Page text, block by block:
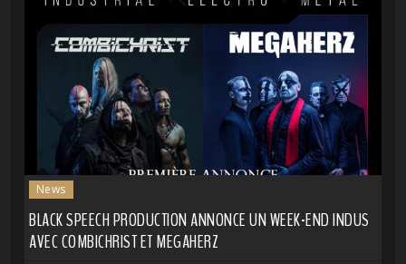
News
BLACK SPEECH PRODUCTION ANNONCE UN WEEK-END INDUS
AVEC COMBICHRIST ET MEGAHERZ